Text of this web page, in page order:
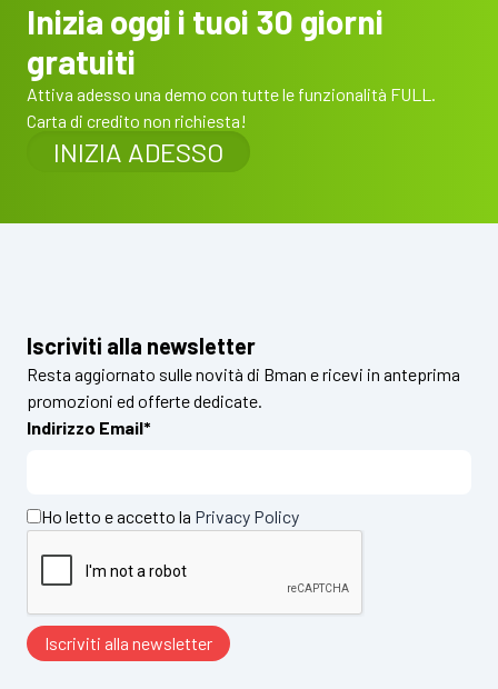
Inizia oggi i tuoi 30 giorni
gratuiti
Attiva adesso una demo con tutte le funzionalità FULL.
Carta di credito non richiesta!
INIZIA ADESSO
Iscriviti alla newsletter
Resta aggiornato sulle novità di Bman e ricevi in anteprima
promozioni ed offerte dedicate.
Indirizzo Email*
Ho letto e accetto la Privacy Policy